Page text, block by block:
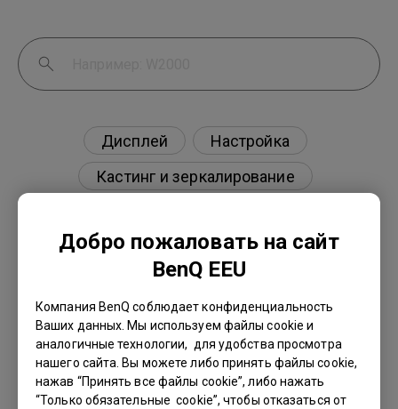
Добро пожаловать на сайт
BenQ EEU
Компания BenQ соблюдает конфиденциальность
Ваших данных. Мы используем файлы cookie и
аналогичные технологии, для удобства просмотра
нашего сайта. Вы можете либо принять файлы cookie,
нажав “Принять все файлы cookie”, либо нажать
“Только обязательные cookie”, чтобы отказаться от
Дисплей
Настройка
Кастинг и зеркалирование
Есть ли проектор, поддерживающий
просмотр фильмов Blu-ray 3D в пассивных
поляризованных очках, как на моем
телевизоре?